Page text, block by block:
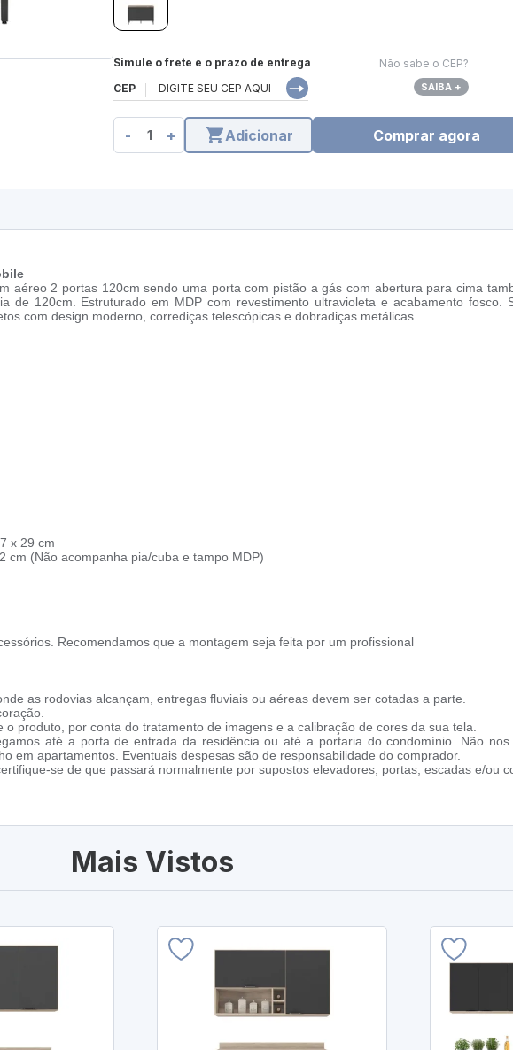
Simule o frete e o prazo de entrega
CEP
Não sabe o CEP?
SAIBA +
- + Adicionar Comprar agora
aéreo 2 portas 120cm sendo uma porta com pistão a gás com abertura para cima
120cm. Estruturado em MDP com revestimento ultravioleta e acabamento fosco.
com design moderno, corrediças telescópicas e dobradiças metálicas.
x 29 cm
cm (Não acompanha pia/cuba e tampo MDP)
Recomendamos que a montagem seja feita por um profissional
as rodovias alcançam, entregas fluviais ou aéreas devem ser cotadas a parte.
produto, por conta do tratamento de imagens e a calibração de cores da sua tela.
até a porta de entrada da residência ou até a portaria do condomínio. Não
em apartamentos. Eventuais despesas são de responsabilidade do comprador.
se de que passará normalmente por supostos elevadores, portas, escadas e/ou
Mais Vistos